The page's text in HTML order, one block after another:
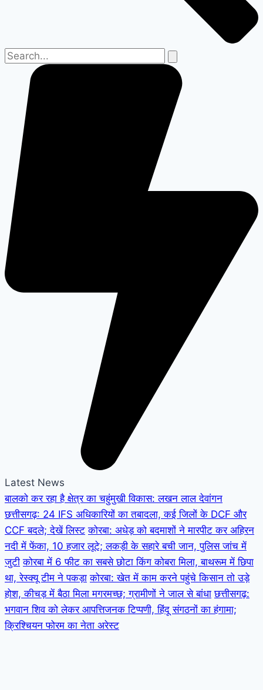
Latest News
बालको कर रहा है क्षेत्र का चहुंमुखी विकास: लखन लाल देवांगन
छत्तीसगढ़: 24 IFS अधिकारियों का तबादला, कई जिलों के DCF और
CCF बदले; देखें लिस्ट कोरबा: अधेड़ को बदमाशों ने मारपीट कर अहिरन
नदी में फेंका, 10 हजार लूटे; लकड़ी के सहारे बची जान, पुलिस जांच में
जुटी कोरबा में 6 फीट का सबसे छोटा किंग कोबरा मिला, बाथरूम में छिपा
था, रेस्क्यू टीम ने पकड़ा कोरबा: खेत में काम करने पहुंचे किसान तो उड़े
होश, कीचड़ में बैठा मिला मगरमच्छ; ग्रामीणों ने जाल से बांधा छत्तीसगढ़:
भगवान शिव को लेकर आपत्तिजनक टिप्पणी, हिंदू संगठनों का हंगामा;
क्रिश्चियन फोरम का नेता अरेस्ट